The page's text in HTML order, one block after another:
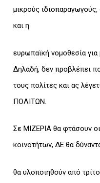
μικρούς
και η
ευρωπαϊκή νομοθεσία για
Δηλαδή, δεν προβλέπει
τους πολίτες και ας
ΠΟΛΙΤΩΝ.
Σε ΜΙΖΕΡΙΑ θα φτάσουν
κοινοτήτων, ΔΕ θα
θα υλοποιηθούν από